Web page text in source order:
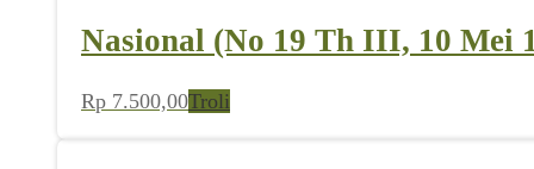
Nasional (No 19 Th III, 10 Mei
Rp 7.500,00Troli